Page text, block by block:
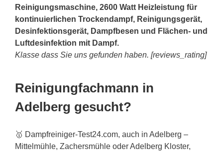
Reinigungsmaschine, 2600 Watt Heizleistung für
kontinuierlichen Trockendampf, Reinigungsgerät,
Desinfektionsgerät, Dampfbesen und Flächen- und
Luftdesinfektion mit Dampf.
Klasse dass Sie uns gefunden haben. [reviews_rating]
Reinigungfachmann in
Adelberg gesucht?
🥇 Dampfreiniger-Test24.com, auch in Adelberg –
Mittelmühle, Zachersmühle oder Adelberg Kloster,